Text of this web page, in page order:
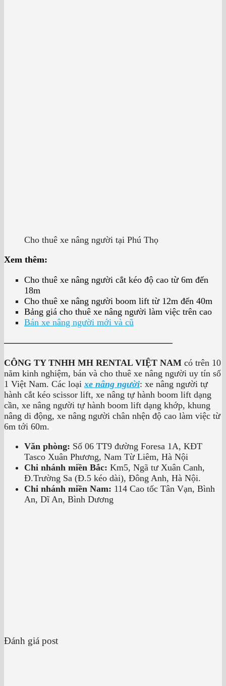
Cho thuê xe nâng người tại Phú Thọ
Xem thêm:
Cho thuê xe nâng người cắt kéo độ cao từ 6m đến
18m
Cho thuê xe nâng người boom lift từ 12m đến 40m
Bảng giá cho thuê xe nâng người làm việc trên cao
Bán xe nâng người mới và cũ
——————————————————–
CÔNG TY TNHH MH RENTAL VIỆT NAM có trên 10
năm kinh nghiệm, bán và cho thuê xe nâng người uy tín số
1 Việt Nam. Các loại xe nâng người: xe nâng người tự
hành cắt kéo scissor lift, xe nâng tự hành boom lift dạng
cần, xe nâng người tự hành boom lift dạng khớp, khung
nâng di động, xe nâng người chân nhện độ cao làm việc từ
6m tới 60m.
Văn phòng: Số 06 TT9 đường Foresa 1A, KĐT
Tasco Xuân Phương, Nam Từ Liêm, Hà Nội
Chi nhánh miền Bắc: Km5, Ngã tư Xuân Canh,
Đ.Trường Sa (Đ.5 kéo dài), Đông Anh, Hà Nội.
Chi nhánh miền Nam: 114 Cao tốc Tân Vạn, Bình
An, Dĩ An, Bình Dương
Đánh giá post